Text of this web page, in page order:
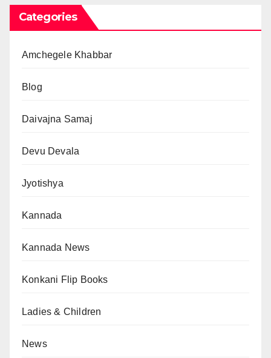
Categories
Amchegele Khabbar
Blog
Daivajna Samaj
Devu Devala
Jyotishya
Kannada
Kannada News
Konkani Flip Books
Ladies & Children
News